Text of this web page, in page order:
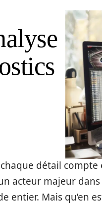
détail compte
acteur majeur dans
entier. Mais qu’en